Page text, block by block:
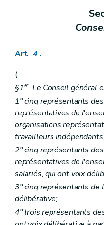
Section 1re
Art. 114
Section 2
Section 1re
Art. 118
Section 2
Art. 119
Art. 120
Art. 121
Art. 122
Art. 123
Art. 124
Art. 125
Section 3
Art. 128
Art. 129
Art. 4 .
(
§1er. Le Conseil général
1° cinq représentants
représentatives de
organisations
travailleurs
2° cinq représentants
représentatives de
salariés, qui ont voix
3° cinq représentants
délibérative;
4° trois représentants